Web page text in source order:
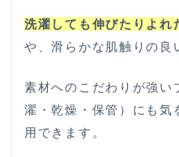
洗濯しても伸びたりよれ
や、滑らかな肌触りの良
素材へのこだわりが強い
濯・乾燥・保管）にも気
用できます。